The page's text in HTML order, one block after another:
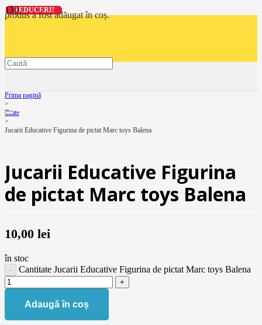
produsa fost adăugat în coș.
Prima pagină
>
Toate
>
Jucarii Educative Figurina de pictat Marc toys Balena
Jucarii Educative Figurina
de pictat Marc toys Balena
10,00 lei
în stoc
Cantitate Jucarii Educative Figurina de pictat Marc toys Balena
Adaugă în coș
REDUCERI!
REDUCERI!
REDUCERI!
REDUCERI!